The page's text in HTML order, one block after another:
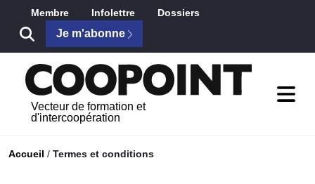
Skip to Main Content
Membre Infolettre Dossiers
Je m'abonne
Vecteur de formation et
d'intercoopération
Accueil / Termes et conditions